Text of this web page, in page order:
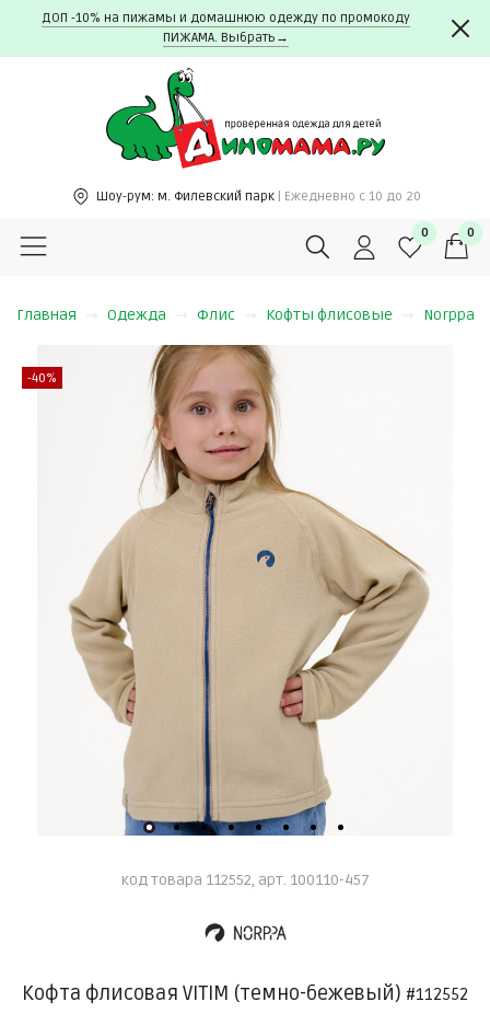
ДОП -10% на пижамы и домашнюю одежду по промокоду
ПИЖАМА. Выбрать→
Шоу-рум: м. Филевский парк | Ежедневно c 10 до 20
0 0
Главная Одежда Флис Кофты флисовые Norppa
-40%
код товара 112552, арт. 100110-457
Кофта флисовая VITIM (темно-бежевый) #112552